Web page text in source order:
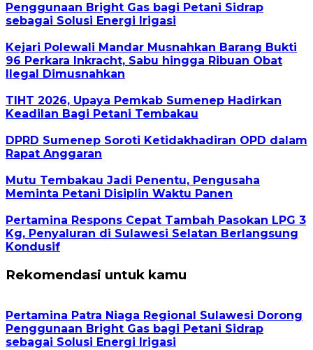
Penggunaan Bright Gas bagi Petani Sidrap
sebagai Solusi Energi Irigasi
Kejari Polewali Mandar Musnahkan Barang Bukti
96 Perkara Inkracht, Sabu hingga Ribuan Obat
Ilegal Dimusnahkan
TIHT 2026, Upaya Pemkab Sumenep Hadirkan
Keadilan Bagi Petani Tembakau
DPRD Sumenep Soroti Ketidakhadiran OPD dalam
Rapat Anggaran
Mutu Tembakau Jadi Penentu, Pengusaha
Meminta Petani Disiplin Waktu Panen
Pertamina Respons Cepat Tambah Pasokan LPG 3
Kg, Penyaluran di Sulawesi Selatan Berlangsung
Kondusif
Rekomendasi untuk kamu
Pertamina Patra Niaga Regional Sulawesi Dorong
Penggunaan Bright Gas bagi Petani Sidrap
sebagai Solusi Energi Irigasi